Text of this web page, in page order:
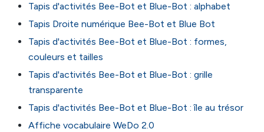
Tapis d'activités Bee-Bot et Blue-Bot : alphabet
Tapis Droite numérique Bee-Bot et Blue Bot
Tapis d'activités Bee-Bot et Blue-Bot : formes,
couleurs et tailles
Tapis d'activités Bee-Bot et Blue-Bot : grille
transparente
Tapis d'activités Bee-Bot et Blue-Bot : île au trésor
Affiche vocabulaire WeDo 2.0